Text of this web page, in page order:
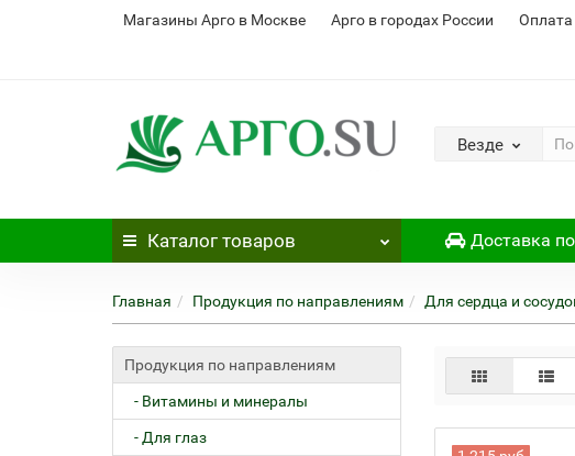
Магазины Арго в Москве Арго в городах России Оплата
Везде
Каталог товаров Доставка
Главная Продукция по направлениям Для сердца и
Продукция по направлениям
- Витамины и минералы
- Для глаз